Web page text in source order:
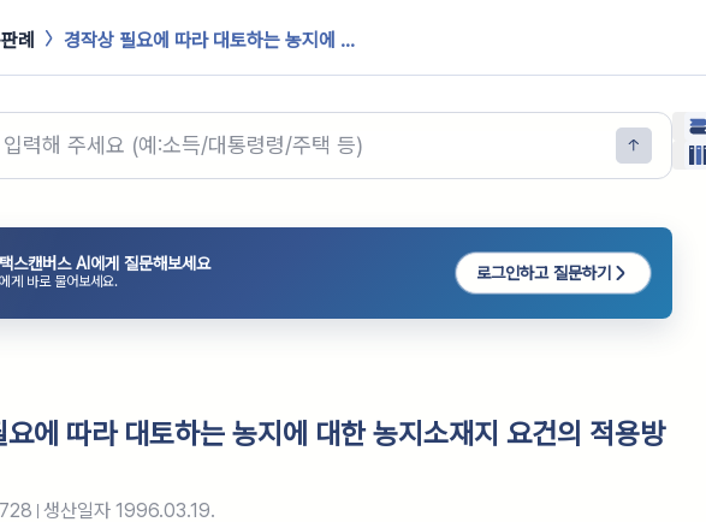
례 경작상 필요에 따라 대토하는 농지에 ...
스캔버스 AI에게 질문해보세요
게 바로 물어보세요. 로그인하고 질문하기
요에 따라 대토하는 농지에 대한 농지소재지 요건의 적용방
생산일자 1996.03.19.